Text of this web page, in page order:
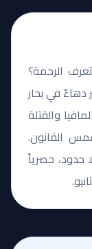
الرحمة؟
دهاءً في بحار
والقتلة
القانون.
حدود، حصرياً